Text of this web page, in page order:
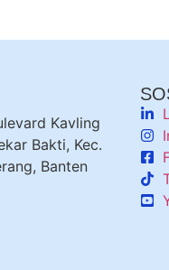
Kavling
Bakti, Kec.
Banten